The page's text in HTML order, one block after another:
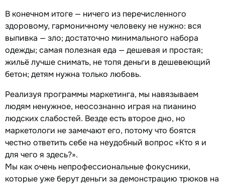
В конечном итоге — ничего из перечисленного
здоровому, гармоничному человеку не нужно: вся
выпивка — зло; достаточно минимального набора
одежды; самая полезная еда — дешевая и простая;
жильё лучше снимать, не топя деньги в дешевеющий
бетон; детям нужна только любовь.
Реализуя программы маркетинга, мы навязываем
людям ненужное, неосознанно играя на пианино
людских слабостей. Везде есть второе дно, но
маркетологи не замечают его, потому что боятся
честно ответить себе на неудобный вопрос «Кто я и
для чего я здесь?».
Мы как очень непрофессиональные фокусники,
которые уже берут деньги за демонстрацию трюков на